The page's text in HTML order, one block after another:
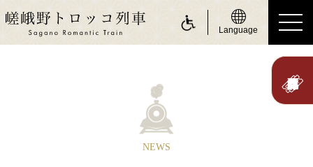
Language
NEWS